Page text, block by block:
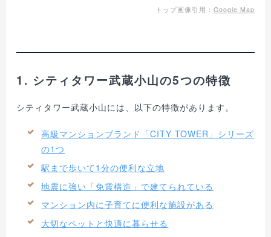
トップ画像引用： Google Map
1. シティタワー武蔵小山の5つの特徴
シティタワー武蔵小山には、以下の特徴があります。
高級マンションブランド「CITY TOWER」シリーズ
の1つ
駅まで歩いて1分の便利な立地
地震に強い「免震構造」で建てられている
マンション内に子育てに便利な施設がある
大切なペットと快適に暮らせる